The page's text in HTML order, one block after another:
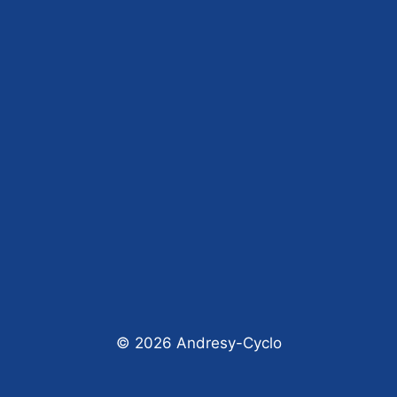
© 2026 Andresy-Cyclo